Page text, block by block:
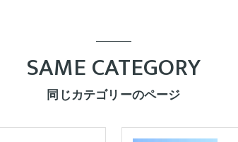
同じカテゴリーのページ
SAME CATEGORY